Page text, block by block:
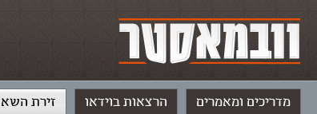
מדריכים ומאמרים הרצאות בוידאו זירת